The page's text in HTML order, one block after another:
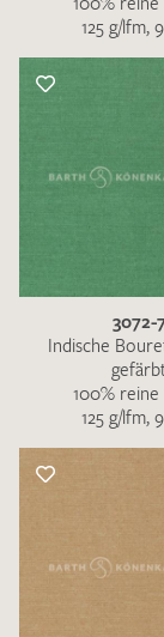
125 g/lfm,
3072-
Indische
100% reine
125 g/lfm,